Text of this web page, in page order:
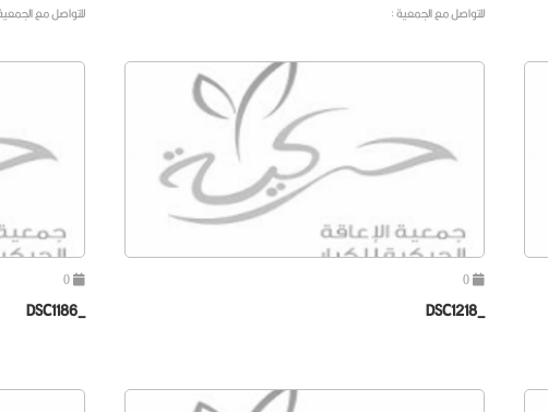
للتواصل مع الجمعية : للتواصل مع
0
_DSC1218
0
_DSC1186